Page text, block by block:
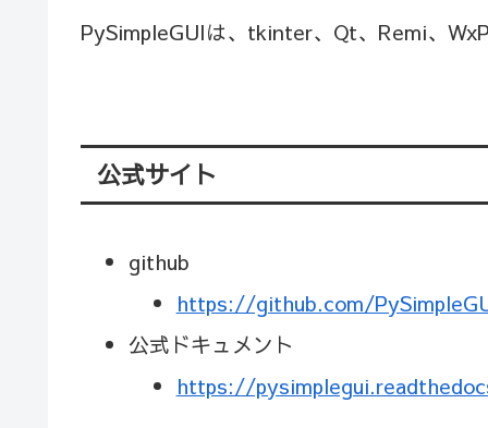
PySimpleGUIは、tkinter、Qt、Remi、
公式サイト
github
https://github.com/
公式ドキュメント
https://